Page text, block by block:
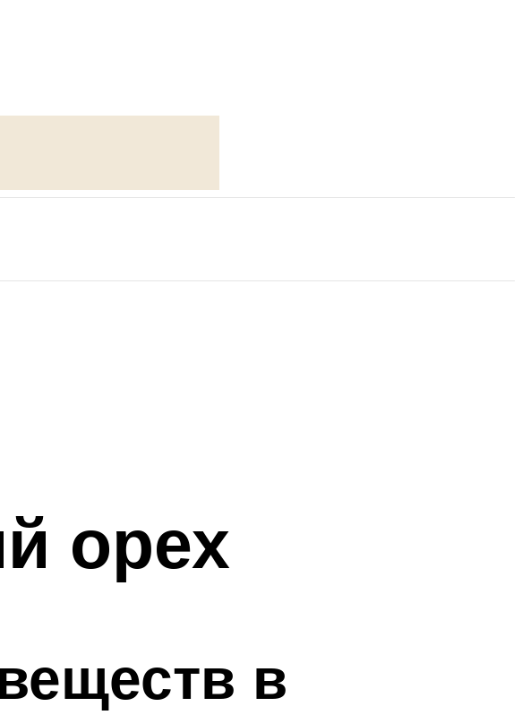
орех
в